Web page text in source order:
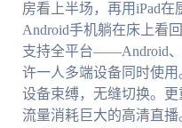
房看上半场，再用iPad在
Android手机躺在床上看
支持全平台——Android、
许一人多端设备同时使
设备束缚，无缝切换。
流量消耗巨大的高清直